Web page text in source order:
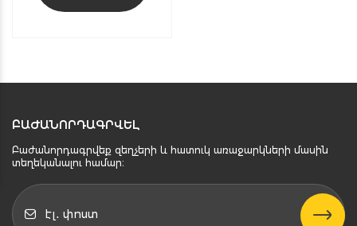
ԲԱԺԱՆՈՐԴԱԳՐՎԵԼ
Բաժանորդագրվեք զեղչերի և հատուկ առաջարկների մասին
տեղեկանալու համար։